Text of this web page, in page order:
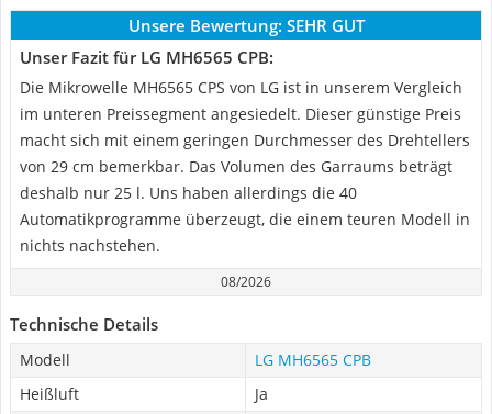
Unsere Bewertung: SEHR GUT
Unser Fazit für LG MH6565 CPB:
Die Mikrowelle MH6565 CPS von LG ist in unserem Vergleich
im unteren Preissegment angesiedelt. Dieser günstige Preis
macht sich mit einem geringen Durchmesser des Drehtellers
von 29 cm bemerkbar. Das Volumen des Garraums beträgt
deshalb nur 25 l. Uns haben allerdings die 40
Automatikprogramme überzeugt, die einem teuren Modell in
nichts nachstehen.
08/2026
Technische Details
Modell
LG MH6565 CPB
Heißluft
Ja